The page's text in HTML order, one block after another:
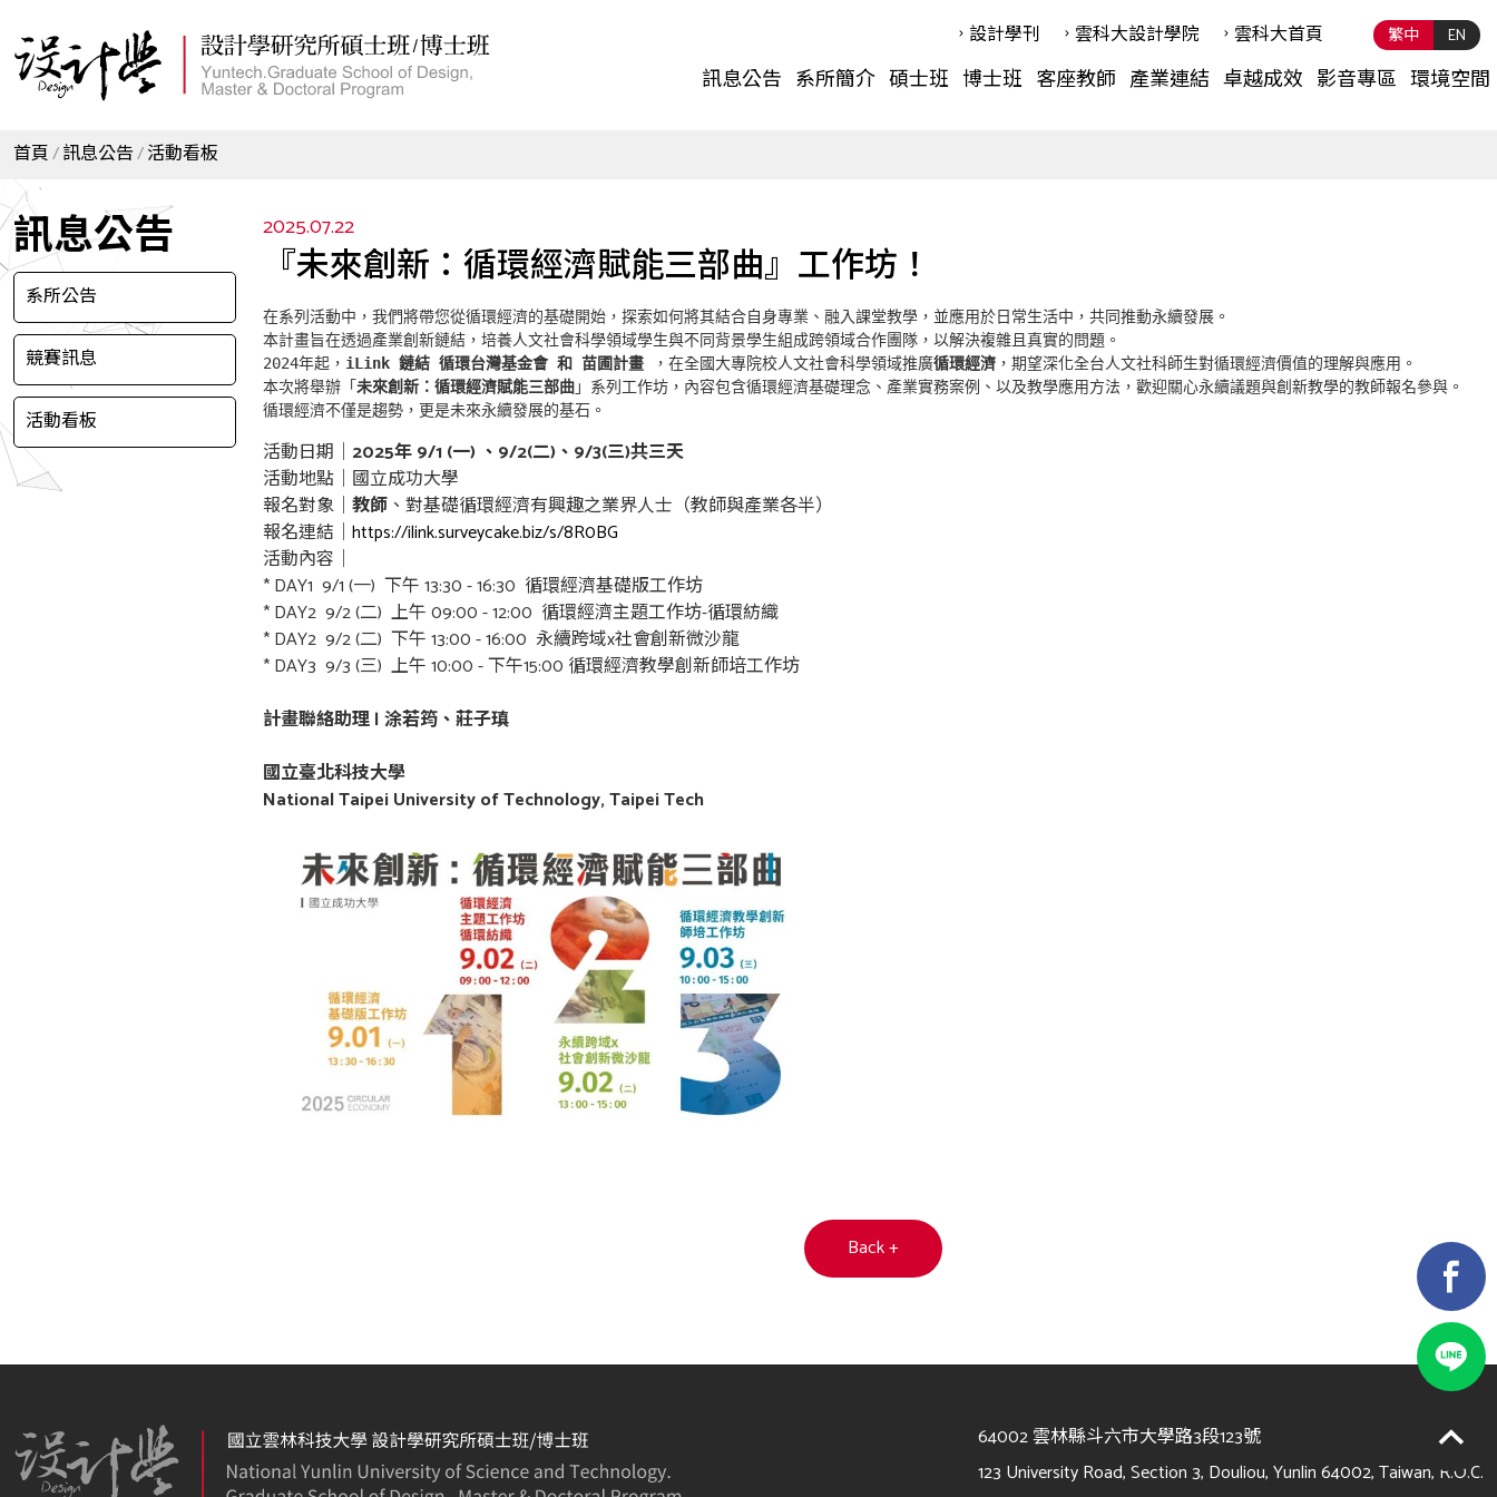
繁中 EN
訊息公告 系所簡介 碩士班 博士班 客座教師 產業連結 卓越成效 影音專區 環境空間
設計學刊 雲科⼤設計學院 雲科⼤首頁
首頁 訊息公告 活動看板
訊息公告
系所公告
競賽訊息
活動看板
2025.07.22
『未來創新：循環經濟賦能三部曲』工作坊！
在系列活動中，我們將帶您從循環經濟的基礎開始，探索如何將其結合自身專業、融入課堂教學，並應用於日常生活中，共同推動永續發展。
本計畫旨在透過產業創新鏈結，培養人文社會科學領域學生與不同背景學生組成跨領域合作團隊，以解決複雜且真實的問題。
2024年起， iLink 鏈結 循環台灣基金會 和 苗圃計畫 ，在全國大專院校人文社會科學領域推廣循環經濟 ，期望深化全台人文社科師生對循環經濟價值的理解與應用。
本次將舉辦「未來創新：循環經濟賦能三部曲」系列工作坊，內容包含循環經濟基礎理念、產業實務案例、以及教學應用方法，歡迎關心永續議題與創新教學的教師報名參與。
循環經濟不僅是趨勢，更是未來永續發展的基石。
活動日期｜ 2025年9/1 (一) 、 9/2(二)、 9/3(三)共三天
活動地點｜國立成功大學
報名對象｜ 教師 、對基礎循環經濟有興趣之業界人士（教師與產業各半）
報名連結｜ https://ilink.surveycake.biz/s/8R0BG
活動內容｜
* DAY1 9/1 (一) 下午 13:30 - 16:30 循環經濟基礎版工作坊
* DAY2 9/2 (二) 上午 09:00 - 12:00 循環經濟主題工作坊-循環紡織
* DAY2 9/2 (二) 下午 13:00 - 16:00 永續跨域x社會創新微沙龍
* DAY3 9/3 (三) 上午 10:00 - 下午15:00 循環經濟教學創新師培工作坊
計畫聯絡助理|涂若筠、莊子瑱
國立臺北科技大學
National Taipei University of Technology, Taipei Tech
Back +
64002 雲林縣斗六市大學路3段123號
123 University Road, Section 3, Douliou, Yunlin 64002, Taiwan, R.O.C.